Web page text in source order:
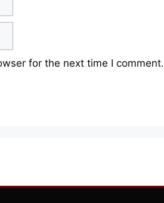
for the next time I comment.